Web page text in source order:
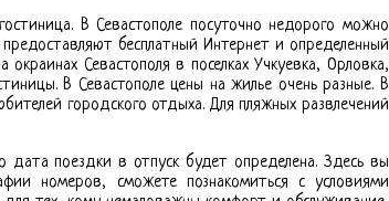
В Севастополе посуточно недорого можно
бесплатный Интернет и определенный
Севастополя в поселках Учкуевка, Орловка,
В Севастополе цены на жилье очень разные. В
городского отдыха. Для пляжных развлечений
дата поездки в отпуск будет определена. Здесь вы
номеров, сможете познакомиться с условиями